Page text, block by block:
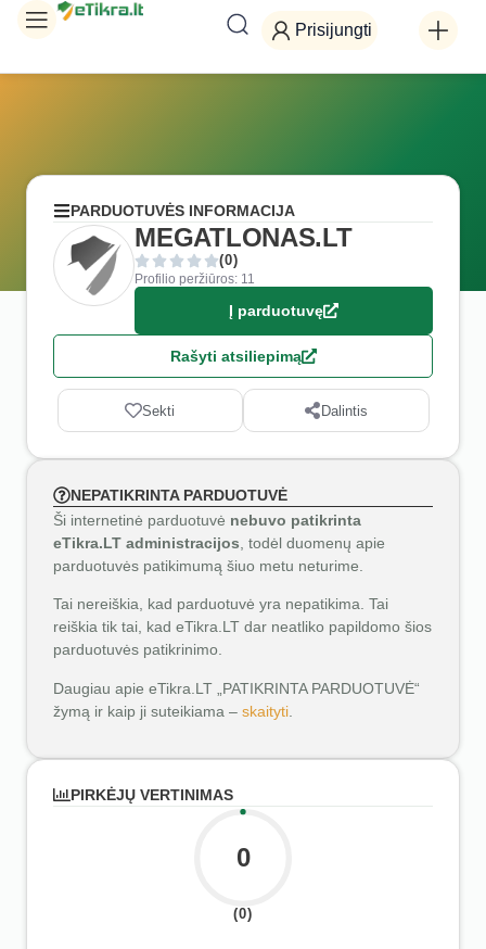
Prisijungti
PARDUOTUVĖS INFORMACIJA
MEGATLONAS.LT
(0)
Profilio peržiūros: 11
Į parduotuvę
Rašyti atsiliepimą
Sekti Dalintis
NEPATIKRINTA PARDUOTUVĖ
Ši internetinė parduotuvė nebuvo patikrinta
eTikra.LT administracijos , todėl duomenų apie
parduotuvės patikimumą šiuo metu neturime.
Tai nereiškia, kad parduotuvė yra nepatikima. Tai
reiškia tik tai, kad eTikra.LT dar neatliko papildomo šios
parduotuvės patikrinimo.
Daugiau apie eTikra.LT „PATIKRINTA PARDUOTUVĖ“
žymą ir kaip ji suteikiama – skaityti
PIRKĖJŲ VERTINIMAS
0
(0)